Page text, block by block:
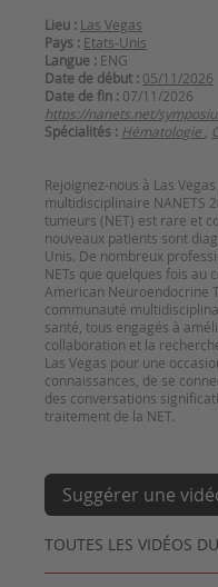
Lieu : Las Vegas
Pays : Etats-Unis
Langue : ENG
Date de début : 05/11/2026
Date de fin : 07/11/2026
https://nanets.net/
Spécialités : Hématologie ,
Rejoignez-nous à Las
multidisciplinaire NANETS
tumeurs (NET) est rare et
nouveaux patients sont
Unis. De nombreux
NETs que quelques fois au
American Neuroendocrine
communauté
santé, tous engagés à
collaboration et la
Las Vegas pour une
connaissances, de se
des conversations
TOUTES LES VIDÉOS
Suggérer une